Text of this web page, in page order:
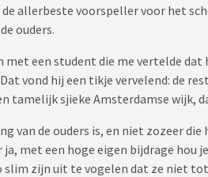
allerbeste voorspeller voor het
ouders.
een student die me vertelde dat
vond hij een tikje vervelend: de
tamelijk sjieke Amsterdamse wijk,
van de ouders is, en niet zozeer die
met een hoge eigen bijdrage hou
slim zijn uit te vogelen dat ze niet